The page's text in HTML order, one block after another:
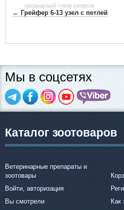
предыдущий товар раздела:
← Грейфер 6-13 узел с петлей
Мы в соцсетях
Каталог зоотоваров
Ветеринарные препараты и
зоотовары
Войти, авторизация
Вы смотрели
Как